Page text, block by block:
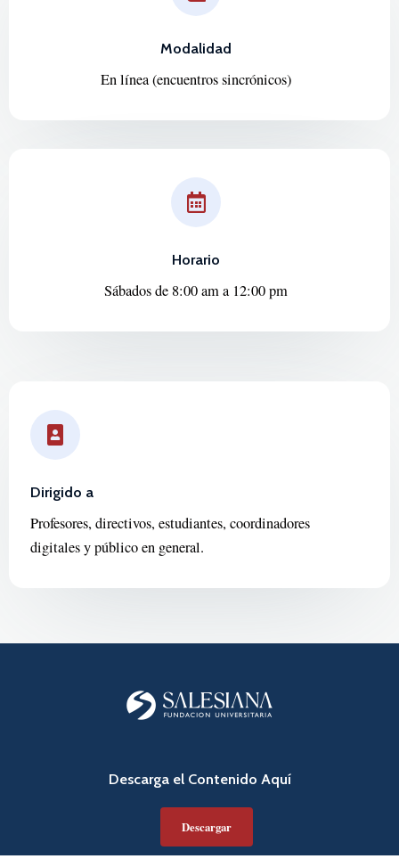
Modalidad
En línea (encuentros sincrónicos)
Horario
Sábados de 8:00 am a 12:00 pm
Dirigido a
Profesores, directivos, estudiantes, coordinadores
digitales y público en general.
Descarga el Contenido Aquí
Descargar